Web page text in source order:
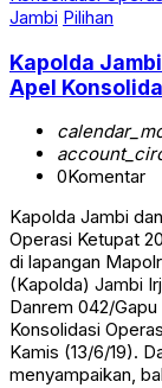
Jambi Pilihan
Kapolda
Apel
0Komentar
Kapolda Jambi
Operasi Ketupat
di lapangan
(Kapolda) Jambi
Danrem 042/
Konsolidasi
Kamis (13/6/19).
menyampaikan,